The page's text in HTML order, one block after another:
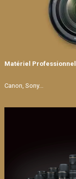
Matériel Professionnel
Canon, Sony...